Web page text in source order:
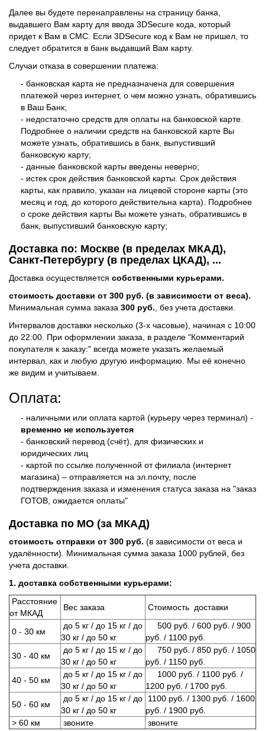
Далее вы будете перенаправлены на страницу банка,
выдавшего Вам карту для ввода 3DSecure кода, который
придет к Вам в СМС. Если 3DSecure код к Вам не пришел, то
следует обратится в банк выдавший Вам карту.
Случаи отказа в совершении платежа:
- банковская карта не предназначена для совершения
платежей через интернет, о чем можно узнать, обратившись
в Ваш Банк;
- недостаточно средств для оплаты на банковской карте.
Подробнее о наличии средств на банковской карте Вы
можете узнать, обратившись в банк, выпустивший
банковскую карту;
- данные банковской карты введены неверно;
- истек срок действия банковской карты. Срок действия
карты, как правило, указан на лицевой стороне карты (это
месяц и год, до которого действительна карта). Подробнее
о сроке действия карты Вы можете узнать, обратившись в
банк, выпустивший банковскую карту;
Доставка по: Москве (в пределах МКАД),
Санкт-Петербургу (в пределах ЦКАД), ...
Доставка осуществляется собственными курьерами.
стоимость доставки от 300 руб. (в зависимости от веса).
Минимальная сумма заказа 300 руб. без учета доставки.
Интервалов доставки несколько (3-х часовые), начиная с 10:00
до 22:00. При оформлении заказа, в разделе "Комментарий
покупателя к заказу:" всегда можете указать желаемый
интервал, как и любую другую информацию. Мы её конечно
же видим и учитываем.
Оплата:
- наличными или оплата картой (курьеру через терминал) -
временно не используется
- банковский перевод (счёт), для физических и
юридических лиц
- картой по ссылке полученной от филиала (интернет
магазина) – отправляется на эл.почту, после
подтверждения заказа и изменения статуса заказа на "заказ
ГОТОВ, ожидается оплаты"
Доставка по МО (за МКАД)
стоимость отправки от 300 руб. (в зависимости от веса и
удалённости). Минимальная сумма заказа 1000 рублей, без
учета доставки.
1. доставка собственными курьерами:
Расстояние
от МКАД
Вес заказа Стоимость доставки
0 - 30 км
до 5 кг / до 15 кг / до
30 кг / до 50 кг
500 руб. / 600 руб. / 900
руб. / 1100 руб.
30 - 40 км
до 5 кг / до 15 кг / до
30 кг / до 50 кг
750 руб. / 850 руб. / 1050
руб. / 1150 руб.
40 - 50 км
до 5 кг / до 15 кг / до
30 кг / до 50 кг
1000 руб. / 1100 руб. /
1200 руб. / 1700 руб.
50 - 60 км
до 5 кг / до 15 кг / до
30 кг / до 50 кг
1100 руб. / 1300 руб. / 1600
руб. / 1900 руб.
> 60 км
звоните звоните